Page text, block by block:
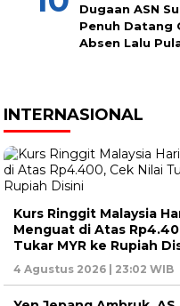
Dugaan ASN
Penuh Datang
Absen Lalu
INTERNASIONAL
Kurs Ringgit Malaysia
Menguat di Atas
Tukar MYR ke Rupiah
4 Agustus 2026 | 23:02 WIB